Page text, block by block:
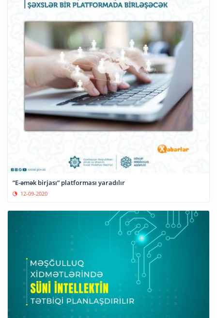
“E-əmək birjası” platforması yaradılır
12-09-2020